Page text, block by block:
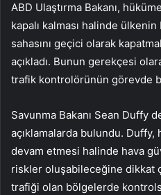
ABD Ulaştırma Bakanı,
kapalı kalması halinde
sahasını geçici olarak
açıkladı. Bunun gerekçesi
trafik kontrolörünün görevde
Savunma Bakanı Sean Duffy
açıklamalarda bulundu. Duffy,
devam etmesi halinde hava
riskler oluşabileceğine dikkat
trafiği olan bölgelerde